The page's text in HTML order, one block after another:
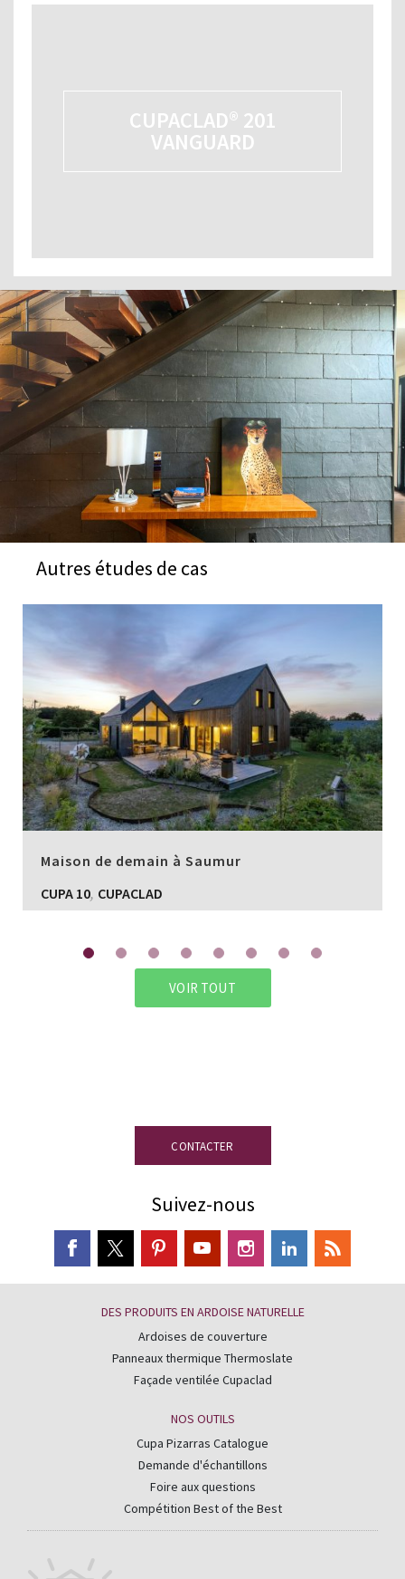
CUPACLAD® 201
VANGUARD
Autres études de cas
Maison de demain à Saumur
CUPA 10, CUPACLAD
VOIR TOUT
CONTACTER
Suivez-nous
DES PRODUITS EN ARDOISE NATURELLE
Ardoises de couverture
Panneaux thermique Thermoslate
Façade ventilée Cupaclad
NOS OUTILS
Cupa Pizarras Catalogue
Demande d'échantillons
Foire aux questions
Compétition Best of the Best